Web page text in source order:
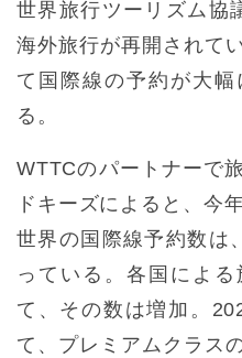
世界旅行ツーリズム協
海外旅行が再開されて
て国際線の予約が大
る。
WTTCのパートナーで
ドキーズによると、今
世界の国際線予約数は
っている。各国によ
て、その数は増加。
て、プレミアムクラス